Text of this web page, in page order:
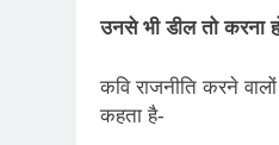
उनसे भी डील तो करना
कवि राजनीति करने
कहता है-